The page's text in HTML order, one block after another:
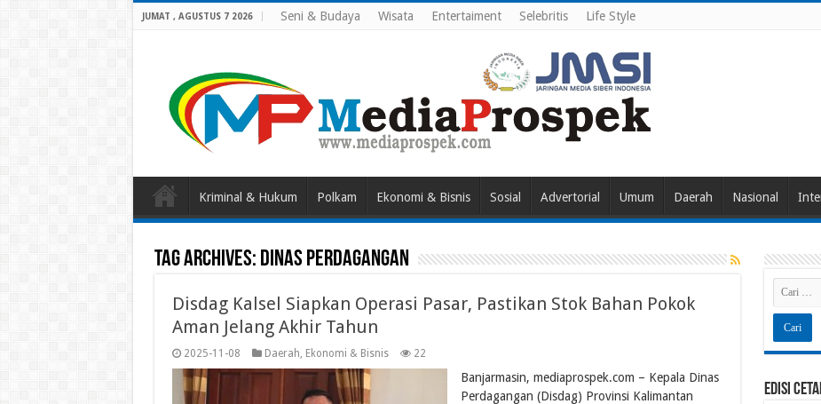
JUMAT , AGUSTUS 7 2026 Seni & Budaya Wisata Entertaiment Selebritis Life Style
Kriminal & Hukum Polkam Ekonomi & Bisnis Sosial Advertorial Umum Daerah Nasional
Tag Archives: DINAS PERDAGANGAN
Disdag Kalsel Siapkan Operasi Pasar, Pastikan Stok Bahan Pokok
Aman Jelang Akhir Tahun
2025-11-08 Daerah, Ekonomi & Bisnis 22
Banjarmasin, mediaprospek.com – Kepala Dinas
Perdagangan (Disdag) Provinsi Kalimantan
Edisi